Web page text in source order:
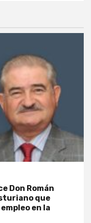
Don Román
que
en la